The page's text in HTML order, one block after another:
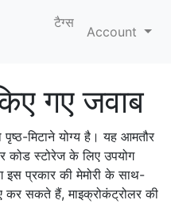
टैग्‍स
Account
गए जवाब
मिटाने योग्य है। यह आमतौर
कोड स्टोरेज के लिए उपयोग
प्रकार की मेमोरी के साथ-
कर सकते हैं, माइक्रोकंट्रोलर की